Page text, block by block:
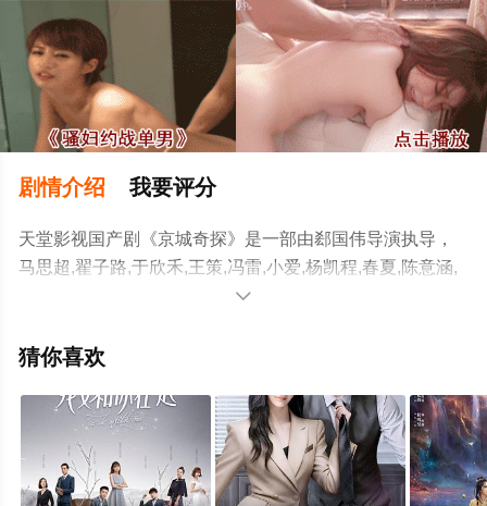
剧情介绍 我要评分
天堂影视国产剧《京城奇探》是一部由郄国伟导演执导，
马思超,翟子路,于欣禾,王策,冯雷,小爱,杨凯程,春夏,陈意涵,
周九良,孟鹤堂,范湉湉等演员精彩演绎的中国大陆电视剧，
网，更多相关信息可移步至豆瓣电视剧、电视猫或剧情网

猜你喜欢